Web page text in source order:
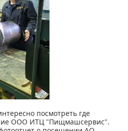
посмотреть где
ООО ИТЦ "Пищмашсервис".